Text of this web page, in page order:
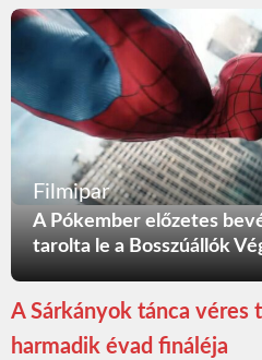
Filmipar
A Pókember előzetes
tarolta le a Bosszúállók
A Sárkányok tánca véres
harmadik évad fináléja